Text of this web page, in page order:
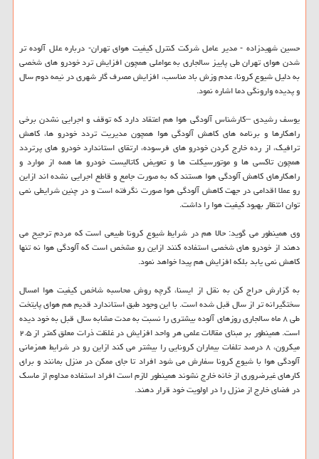
حسین شهیدزاده - مدیر عامل شرکت کنترل کیفیت هوای تهران- درباره علل آلوده تر
شدن هوای تهران طی پاییز سالجاری به عواملی همچون افزایش ترد خودرو های شخصی
به دلیل شیوع کرونا، عدم وزش باد مناسب، افزایش مصرف گار شهری در نیمه دوم سال
و پدیده وارونگی دما اشاره نمود.
یوسف رشیدی –کارشناس آلودگی هوا هم اعتقاد دارد که توقف و اجرایی نشدن برخی
راهکارها و برنامه های کاهش آلودگی هوا همچون مدیریت تردد خودرو ها، کاهش
ترافیک، از رده خارج کردن خودرو های فرسوده، ارتقای استاندارد خودرو های پرتردد
همچون تاکسی ها و موتورسیکلت ها و تعویض کاتالیست خودرو ها همه از موارد و
راهکارهای کاهش آلودگی هوا هستند که به صورت جامع و قاطع اجرایی نشده اند ازاین
رو عملا اقدامی در جهت کاهش آلودگی هوا صورت نگرفته است و در چنین شرایطی نمی
توان انتظار بهبود کیفیت هوا را داشت.
وی همینطور می گوید: حالا هم در شرایط شیوع کرونا طبیعی است که مردم ترجیح می
دهند از خودرو های شخصی استفاده کنند ازاین رو مشخص است که آلودگی هوا نه تنها
کاهش نمی یابد بلکه افزایش هم پیدا خواهد نمود.
به گزارش حراج کن به نقل از ایسنا، گرچه روش محاسبه شاخص کیفیت هوا امسال
سختگیرانه تر از سال قبل شده است. با این وجود طبق استاندارد قدیم هم هوای پایتخت
طی ۸ ماه سالجاری روزهای آلوده بیشتری را نسبت به مدت مشابه سال قبل به خود دیده
است. همینطور بر مبنای مقالات علمی هر واحد افزایش در غلظت ذرات معلق کمتر از ۲.۵
میکرون، ۸ درصد تلفات بیماران کرونایی را بیشتر می کند ازاین رو در شرایط همزمانی
آلودگی هوا با شیوع کرونا سفارش می شود افراد تا جای ممکن در منزل بمانند و برای
کارهای غیرضروری از خانه خارج نشوند همینطور لازم است افراد استفاده مداوم از ماسک
در فضای خارج از منزل را در اولویت خود قرار دهند.